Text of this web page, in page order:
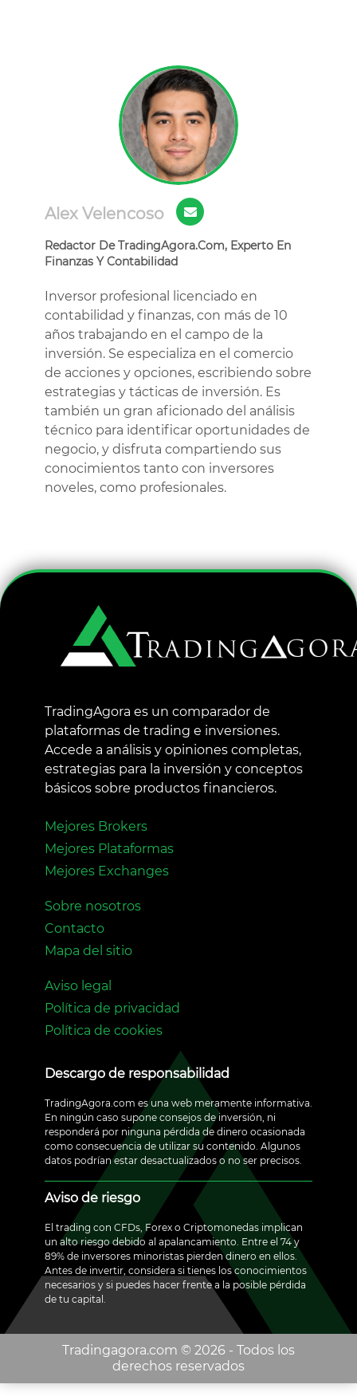
Alex Velencoso
Redactor De TradingAgora.Com, Experto En
Finanzas Y Contabilidad
Inversor profesional licenciado en
contabilidad y finanzas, con más de 10
años trabajando en el campo de la
inversión. Se especializa en el comercio
de acciones y opciones, escribiendo sobre
estrategias y tácticas de inversión. Es
también un gran aficionado del análisis
técnico para identificar oportunidades de
negocio, y disfruta compartiendo sus
conocimientos tanto con inversores
noveles, como profesionales.
TradingAgora es un comparador de
plataformas de trading e inversiones.
Accede a análisis y opiniones completas,
estrategias para la inversión y conceptos
básicos sobre productos financieros.
Mejores Brokers
Mejores Plataformas
Mejores Exchanges
Sobre nosotros
Contacto
Mapa del sitio
Aviso legal
Política de privacidad
Política de cookies
Descargo de responsabilidad
TradingAgora.com es una web meramente informativa.
En ningún caso supone consejos de inversión, ni
responderá por ninguna pérdida de dinero ocasionada
como consecuencia de utilizar su contenido. Algunos
datos podrían estar desactualizados o no ser precisos.
Aviso de riesgo
El trading con CFDs, Forex o Criptomonedas implican
un alto riesgo debido al apalancamiento. Entre el 74 y
89% de inversores minoristas pierden dinero en ellos.
Antes de invertir, considera si tienes los conocimientos
necesarios y si puedes hacer frente a la posible pérdida
de tu capital.
Tradingagora.com ©️ 2026 - Todos los
derechos reservados